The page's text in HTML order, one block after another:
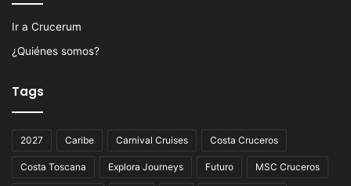
Ir a Crucerum
¿Quiénes somos?
Tags
2027 Caribe Carnival Cruises Costa Cruceros
Costa Toscana Explora Journeys Futuro MSC Cruceros